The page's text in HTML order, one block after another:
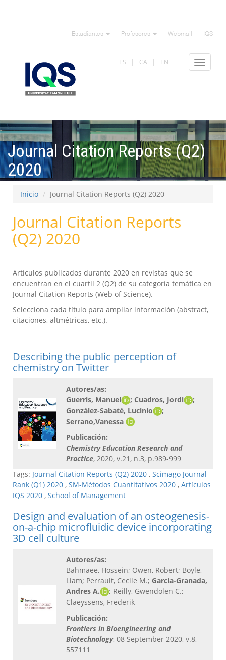
Estudiantes Profesores Webmail IQS
Toggle
ES CA EN
Journal Citation Reports (Q2)
2020
Inicio Journal Citation Reports (Q2) 2020
Journal Citation Reports
(Q2) 2020
Artículos publicados durante 2020 en revistas que se
encuentran en el cuartil 2 (Q2) de su categoría temática en
Journal Citation Reports (Web of Science).
Selecciona cada título para ampliar información (abstract,
citaciones, altmétricas, etc.).
Describing the public perception of
chemistry on Twitter
Autores/as:
Guerris, Manuel
; Cuadros, Jordi
;
González-Sabaté, Lucinio
;
Serrano,Vanessa
Publicación:
Chemistry Education Research and
Practice, 2020, v.21, n.3, p.989-999
Tags: Journal Citation Reports (Q2) 2020 , Scimago Journal
Rank (Q1) 2020 , SM-Métodos Cuantitativos 2020 , Artículos
IQS 2020 , School of Management
Design and evaluation of an osteogenesis-
on-a-chip microfluidic device incorporating
3D cell culture
Autores/as:
Bahmaee, Hossein; Owen, Robert; Boyle,
Liam; Perrault, Cecile M.; Garcia-Granada,
Andres A.
; Reilly, Gwendolen C.;
Claeyssens, Frederik
Publicación:
Frontiers in Bioengineering and
Biotechnology, 08 September 2020, v.8,
557111